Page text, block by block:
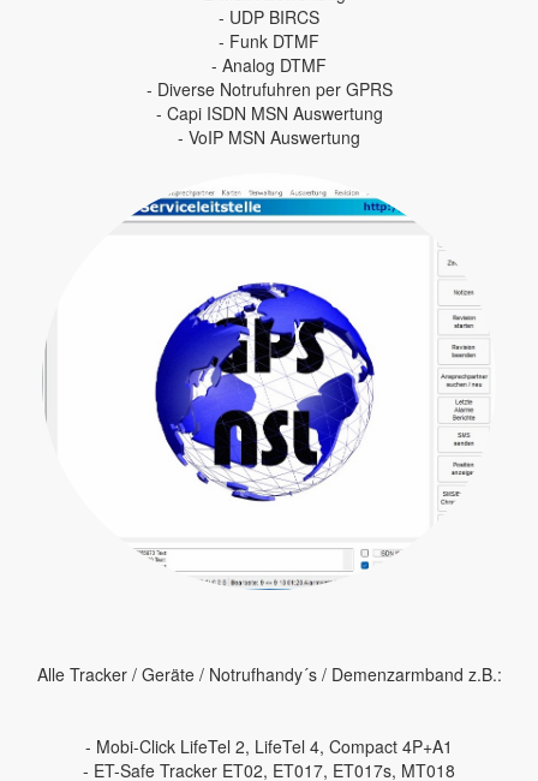
- UDP BIRCS
- Funk DTMF
- Analog DTMF
- Diverse Notrufuhren per GPRS
- Capi ISDN MSN Auswertung
- VoIP MSN Auswertung
Alle Tracker / Geräte / Notrufhandy´s / Demenzarmband z.B.:
- Mobi-Click LifeTel 2, LifeTel 4, Compact 4P+A1
- ET-Safe Tracker ET02, ET017, ET017s, MT018